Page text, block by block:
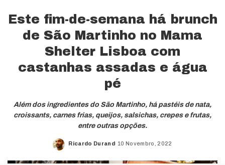
Este fim-de-semana há brunch
de São Martinho no Mama
Shelter Lisboa com
castanhas assadas e água
pé
Além dos ingredientes do São Martinho, há pastéis de nata,
croissants, carnes frias, queijos, salsichas, crepes e frutas,
entre outras opções.
Posted
Ricardo Durand 10 Novembro, 2022